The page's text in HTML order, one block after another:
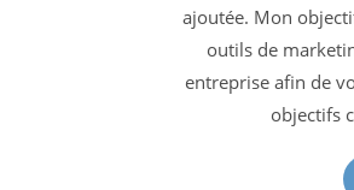
ajoutée. Mon
outils de
entreprise afin de
objectifs